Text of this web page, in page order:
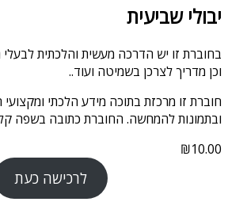
יבולי שביעית
בחוברת זו יש הדרכה מעשית והלכתית לבעלי
וכן מדריך לצרכן בשמיטה ועוד..
חוברת זו מרכזת בתוכה מידע הלכתי
ובתמונות להמחשה. החוברת כתובה בשפה
₪10.00
לרכישה כעת